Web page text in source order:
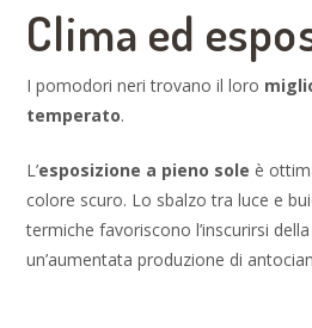
Clima ed
I pomodori neri trovano il loro
temperato.
L’esposizione a pieno sole è
colore scuro. Lo sbalzo tra luce e
termiche favoriscono l’inscurirsi
un’aumentata produzione di